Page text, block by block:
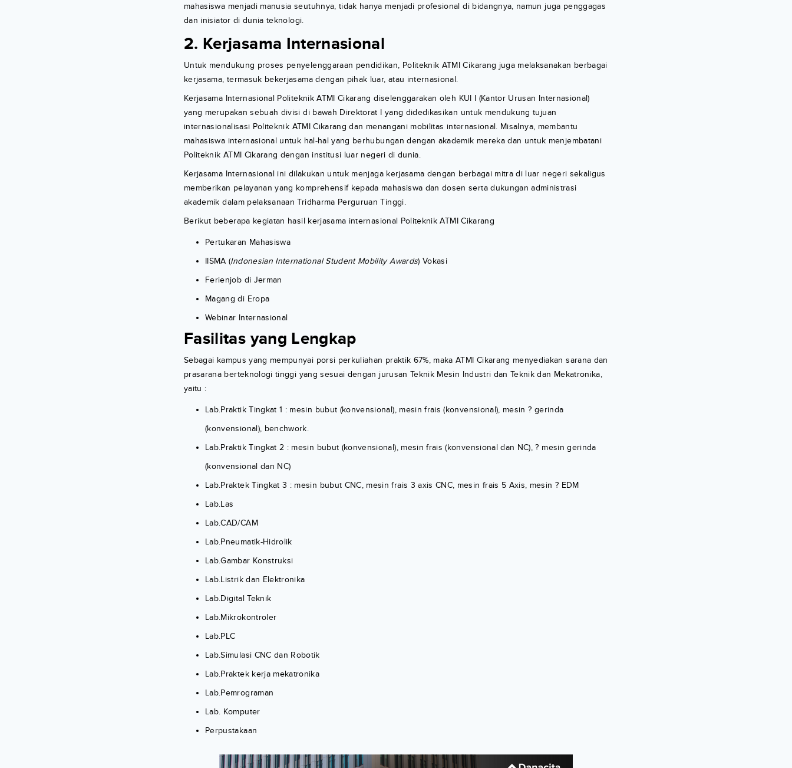
mahasiswa menjadi manusia seutuhnya, tidak hanya menjadi profesional di bidangnya, namun juga penggagas
dan inisiator di dunia teknologi.
2. Kerjasama Internasional
Untuk mendukung proses penyelenggaraan pendidikan, Politeknik ATMI Cikarang juga melaksanakan berbagai
kerjasama, termasuk bekerjasama dengan pihak luar, atau internasional.
Kerjasama Internasional Politeknik ATMI Cikarang diselenggarakan oleh KUI I (Kantor Urusan Internasional)
yang merupakan sebuah divisi di bawah Direktorat I yang didedikasikan untuk mendukung tujuan
internasionalisasi Politeknik ATMI Cikarang dan menangani mobilitas internasional. Misalnya, membantu
mahasiswa internasional untuk hal-hal yang berhubungan dengan akademik mereka dan untuk menjembatani
Politeknik ATMI Cikarang dengan institusi luar negeri di dunia.
Kerjasama Internasional ini dilakukan untuk menjaga kerjasama dengan berbagai mitra di luar negeri sekaligus
memberikan pelayanan yang komprehensif kepada mahasiswa dan dosen serta dukungan administrasi
akademik dalam pelaksanaan Tridharma Perguruan Tinggi.
Berikut beberapa kegiatan hasil kerjasama internasional Politeknik ATMI Cikarang
Pertukaran Mahasiswa
IISMA (Indonesian International Student Mobility Awards) Vokasi
Ferienjob di Jerman
Magang di Eropa
Webinar Internasional
Fasilitas yang Lengkap
Sebagai kampus yang mempunyai porsi perkuliahan praktik 67%, maka ATMI Cikarang menyediakan sarana dan
prasarana berteknologi tinggi yang sesuai dengan jurusan Teknik Mesin Industri dan Teknik dan Mekatronika,
yaitu :
Lab.Praktik Tingkat 1 : mesin bubut (konvensional), mesin frais (konvensional), mesin ? gerinda
(konvensional), benchwork.
Lab.Praktik Tingkat 2 : mesin bubut (konvensional), mesin frais (konvensional dan NC), ? mesin gerinda
(konvensional dan NC)
Lab.Praktek Tingkat 3 : mesin bubut CNC, mesin frais 3 axis CNC, mesin frais 5 Axis, mesin ? EDM
Lab.Las
Lab.CAD/CAM
Lab.Pneumatik-Hidrolik
Lab.Gambar Konstruksi
Lab.Listrik dan Elektronika
Lab.Digital Teknik
Lab.Mikrokontroler
Lab.PLC
Lab.Simulasi CNC dan Robotik
Lab.Praktek kerja mekatronika
Lab.Pemrograman
Lab. Komputer
Perpustakaan